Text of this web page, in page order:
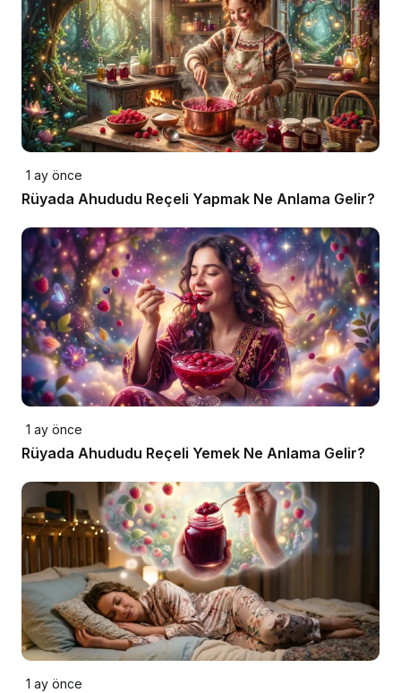
1 ay önce
Rüyada Ahududu Reçeli Yapmak Ne Anlama Gelir?
1 ay önce
Rüyada Ahududu Reçeli Yemek Ne Anlama Gelir?
1 ay önce